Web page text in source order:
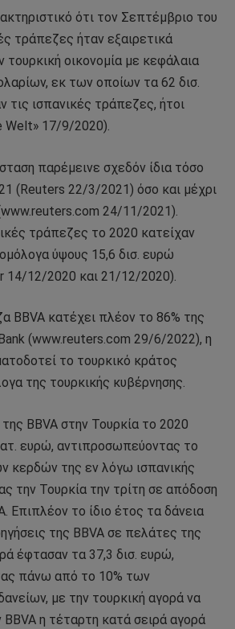
ότι τον Σεπτέμβριο του
τράπεζες ήταν εξαιρετικά
τουρκική οικονομία με κεφάλαια
εκ των οποίων τα 62 δισ.
τις ισπανικές τράπεζες, ήτοι
Welt» 17/9/2020).
παρέμεινε σχεδόν ίδια τόσο
(Reuters 22/3/2021) όσο και μέχρι
24/11/2021).
τράπεζες το 2020 κατείχαν
ύψους 15,6 δισ. ευρώ
14/12/2020 και 21/12/2020).
BBVA κατέχει πλέον το 86% της
(www.reuters.com 29/6/2022), η
το τουρκικό κράτος
της τουρκικής κυβέρνησης.
BBVA στην Τουρκία το 2020
ευρώ, αντιπροσωπεύοντας το
κερδών της εν λόγω ισπανικής
την Τουρκία την τρίτη σε απόδοση
Επιπλέον το ίδιο έτος τα δάνεια
της BBVA σε πελάτες της
έφτασαν τα 37,3 δισ. ευρώ,
πάνω από το 10% των
με την τουρκική αγορά να
BBVA η τέταρτη κατά σειρά αγορά